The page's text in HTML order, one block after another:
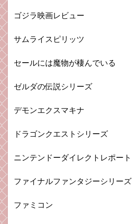
ゴジラ映画レビュー
サムライスピリッツ
セールには魔物が棲んでいる
ゼルダの伝説シリーズ
デモンエクスマキナ
ドラゴンクエストシリーズ
ニンテンドーダイレクトレポート
ファイナルファンタジーシリーズ
ファミコン